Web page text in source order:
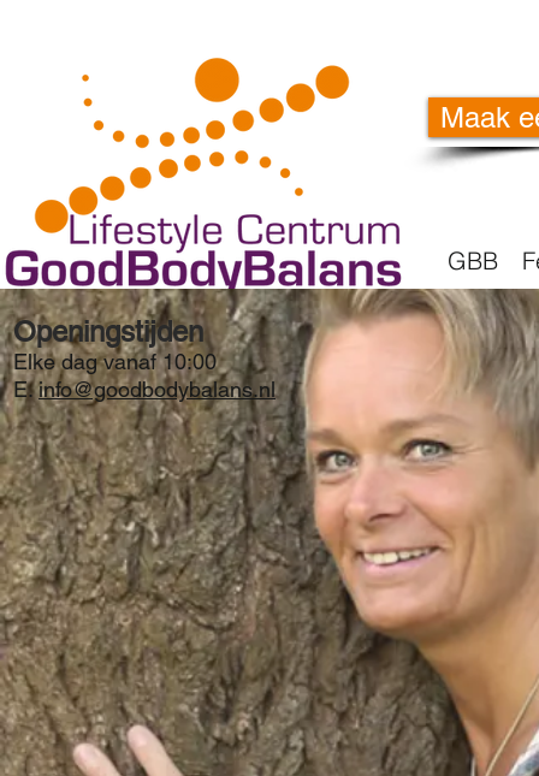
Maak
GBB
Openingstijden
Elke dag vanaf 10:00
E.info@goodbodybalans.nl